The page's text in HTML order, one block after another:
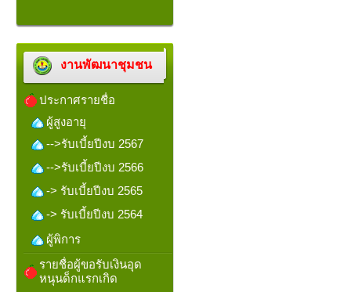
งานพัฒนาชุมชน
ประกาศรายชื่อ
ผู้สูงอายุ
-->รับเบี้ยปีงบ 2567
-->รับเบี้ยปีงบ 2566
-> รับเบี้ยปีงบ 2565
-> รับเบี้ยปีงบ 2564
ผู้พิการ
รายชื่อผู้ขอรับเงินอุด
หนุนด็กแรกเกิด